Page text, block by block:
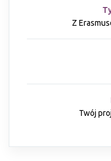
Z
Twój